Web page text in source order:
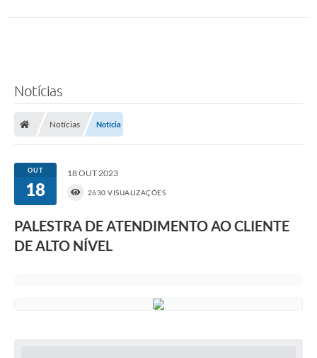
Notícias
Notícias Notícia
OUT
18
18 OUT 2023
2630 VISUALIZAÇÕES
PALESTRA DE ATENDIMENTO AO CLIENTE
DE ALTO NÍVEL